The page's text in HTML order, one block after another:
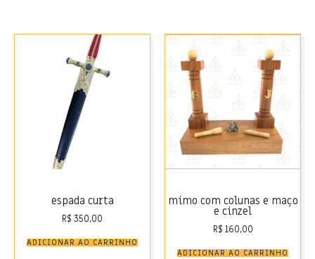
espada curta
R$ 350,00
ADICIONAR AO CARRINHO
mimo com colunas e maço
e cinzel
R$ 160,00
ADICIONAR AO CARRINHO